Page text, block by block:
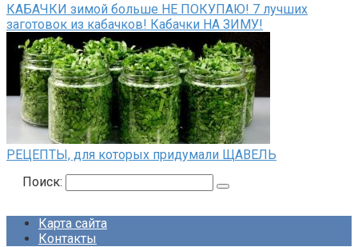
КАБАЧКИ зимой больше НЕ ПОКУПАЮ! 7 лучших
заготовок из кабачков! Кабачки НА ЗИМУ!
РЕЦЕПТЫ, для которых придумали ЩАВЕЛЬ
Поиск:
Карта сайта
Контакты